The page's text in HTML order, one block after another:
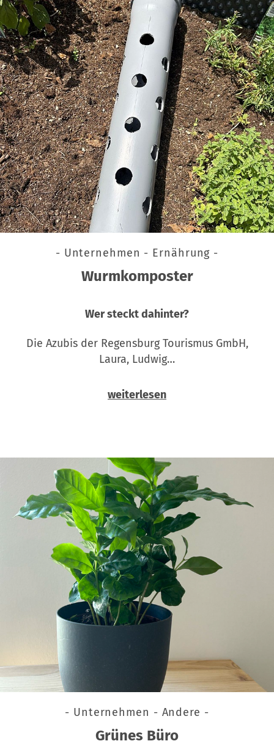
- Unternehmen - Ernährung -
Wurmkomposter
Wer steckt dahinter?
Die Azubis der Regensburg Tourismus GmbH,
Laura, Ludwig…
weiterlesen
- Unternehmen - Andere -
Grünes Büro